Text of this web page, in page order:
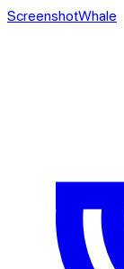
ScreenshotWhale